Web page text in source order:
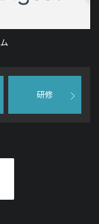
研修